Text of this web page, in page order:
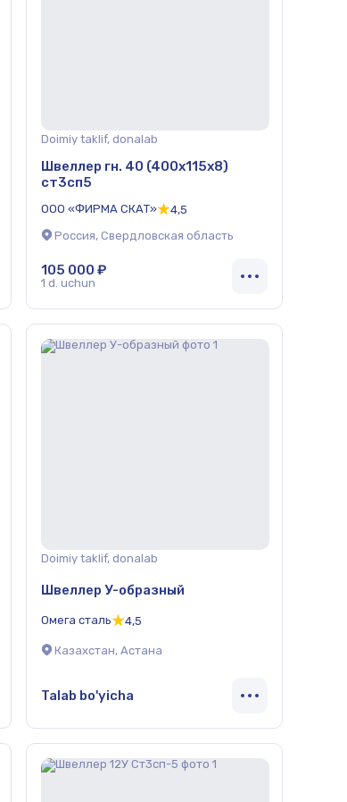
Doimiy taklif, donalab
Швеллер гн. 40 (400х115х8)
ст3сп5
ООО «ФИРМА СКАТ»
4,5
Россия, Свердловская область
105 000 ₽
1 d. uchun
Doimiy taklif, donalab
Швеллер У-образный
Омега сталь 4,5
Казахстан, Астана
Talab bo'yicha